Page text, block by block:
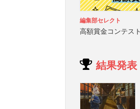
編集部セレクト
高額賞金コンテス
結果発表